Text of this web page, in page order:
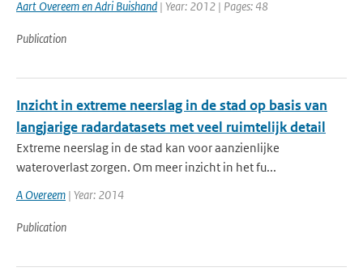
Aart Overeem en Adri Buishand | Year: 2012 | Pages: 48
Publication
Inzicht in extreme neerslag in de stad op basis van
langjarige radardatasets met veel ruimtelijk detail
Extreme neerslag in de stad kan voor aanzienlijke
wateroverlast zorgen. Om meer inzicht in het fu...
A Overeem | Year: 2014
Publication